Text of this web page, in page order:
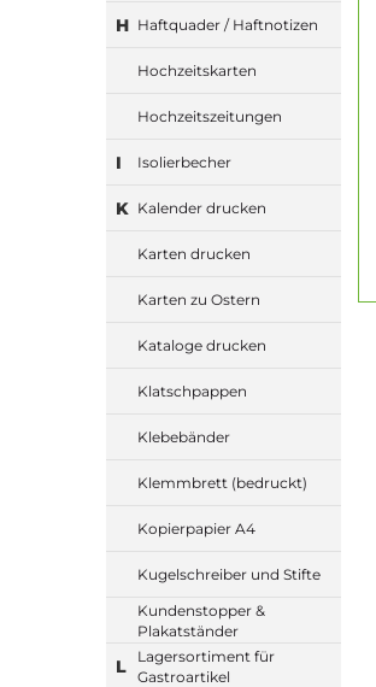
H Haftquader / Haftnotizen
Hochzeitskarten
Hochzeitszeitungen
I Isolierbecher
K Kalender drucken
Karten drucken
Karten zu Ostern
Kataloge drucken
Klatschpappen
Klebebänder
Klemmbrett (bedruckt)
Kopierpapier A4
Kugelschreiber und Stifte
Kundenstopper &
Plakatständer
L
Lagersortiment für
Gastroartikel